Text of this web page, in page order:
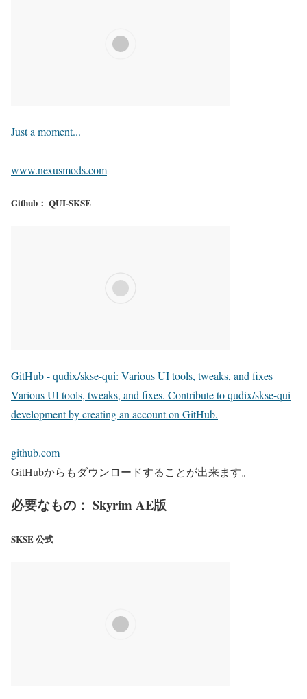
Just a moment...
www.nexusmods.com
Github： QUI-SKSE
GitHub - qudix/skse-qui: Various UI tools, tweaks, and fixes
Various UI tools, tweaks, and fixes. Contribute to qudix/skse-qui
development by creating an account on GitHub.
github.com
GitHubからもダウンロードすることが出来ます。
必要なもの： Skyrim AE版
SKSE 公式